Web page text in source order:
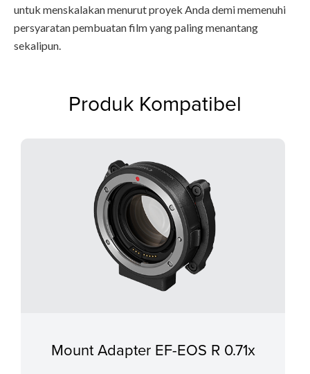
untuk menskalakan menurut proyek Anda demi memenuhi
persyaratan pembuatan film yang paling menantang
sekalipun.
Produk Kompatibel
Mount Adapter EF-EOS R 0.71x